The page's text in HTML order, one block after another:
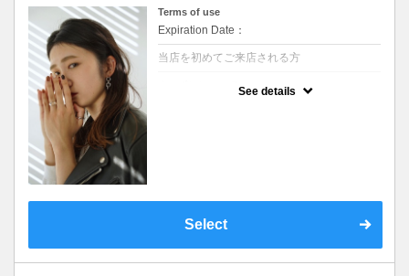
Terms of use
Expiration Date：
当店を初めてご来店される方
See details
Select